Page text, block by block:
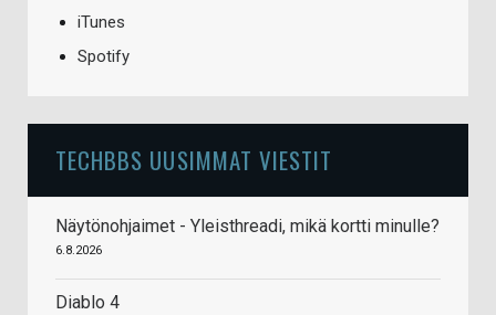
iTunes
Spotify
TECHBBS UUSIMMAT VIESTIT
Näytönohjaimet - Yleisthreadi, mikä kortti minulle?
6.8.2026
Diablo 4